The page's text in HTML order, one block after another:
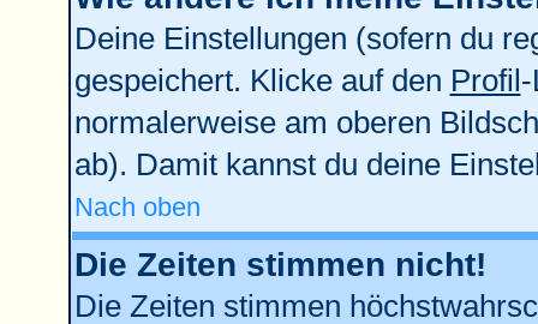
Deine Einstellungen (sofern du
gespeichert. Klicke auf den Profil
normalerweise am oberen
ab). Damit kannst du deine
Nach oben
Die Zeiten stimmen nicht!
Die Zeiten stimmen